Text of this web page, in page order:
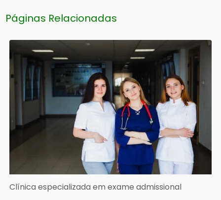
Páginas Relacionadas
Clínica especializada em exame admissional